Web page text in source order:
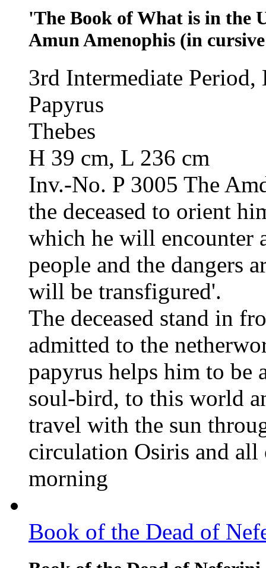
'The Book of What is in the
Amun Amenophis (in
3rd Intermediate
Papyrus
Thebes
H 39 cm, L 236 cm
Inv.-No. P 3005 The
the deceased to orient
which he will encounter
people and the dangers
will be transfigured'.
The deceased stand in
admitted to the
papyrus helps him to be
soul-bird, to this world
travel with the sun
circulation Osiris and all
morning
Book of the Dead of